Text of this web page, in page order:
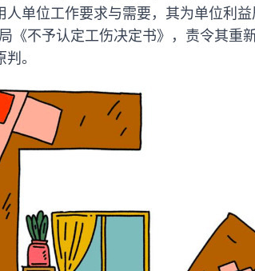
单位工作要求与需要，其为单位利
《不予认定工伤决定书》，责令其重
。